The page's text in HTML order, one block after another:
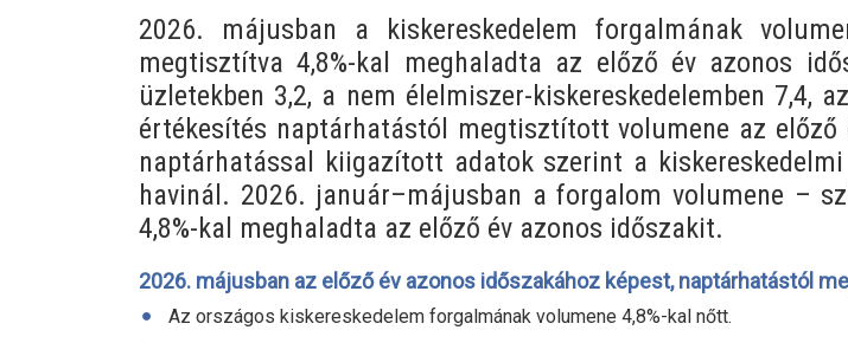
2026. májusban a kiskereskedelem forgalmának
megtisztítva 4,8%-kal meghaladta az előző év azonos
üzletekben 3,2, a nem élelmiszer-kiskereskedelemben 7,4,
értékesítés naptárhatástól megtisztított volumene az
naptárhatással kiigazított adatok szerint a
havinál. 2026. január–májusban a forgalom volumene –
4,8%-kal meghaladta az előző év azonos időszakit.
2026. májusban az előző év azonos időszakához képest, naptárhatástól
Az országos kiskereskedelem forgalmának volumene 4,8%-kal nőtt.